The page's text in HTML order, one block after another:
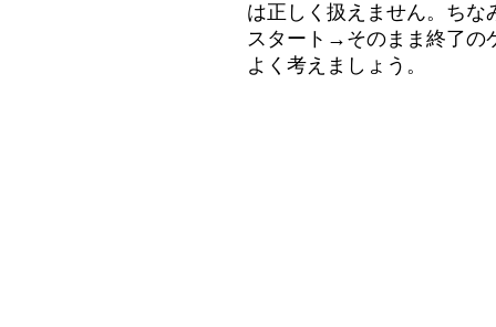
は正しく扱えません。ちな
スタート→そのまま終了の
よく考えましょう。